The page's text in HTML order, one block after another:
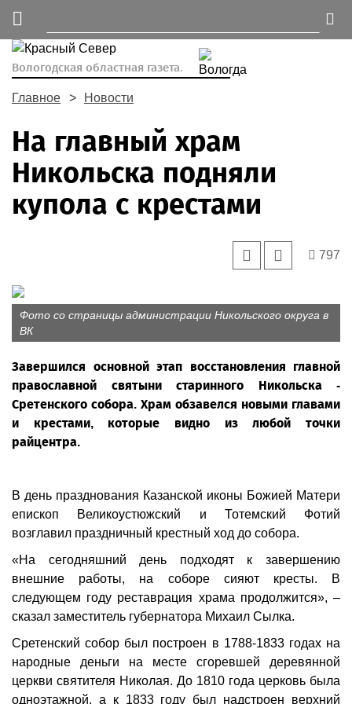
Вологодская областная газета.
Главное Новости
На главный храм
Никольска подняли
купола с крестами
797
Фото со страницы администрации Никольского округа в
ВК
Завершился основной этап восстановления главной
православной святыни старинного Никольска -
Сретенского собора. Храм обзавелся новыми главами
и крестами, которые видно из любой точки
райцентра.
В день празднования Казанской иконы Божией Матери
епископ Великоустюжский и Тотемский Фотий
возглавил праздничный крестный ход до собора.
«На сегодняшний день подходят к завершению
внешние работы, на соборе сияют кресты. В
следующем году реставрация храма продолжится», –
сказал заместитель губернатора Михаил Сылка.
Сретенский собор был построен в 1788-1833 годах на
народные деньги на месте сгоревшей деревянной
церкви святителя Николая. До 1810 года церковь была
одноэтажной, а к 1833 году был надстроен верхний